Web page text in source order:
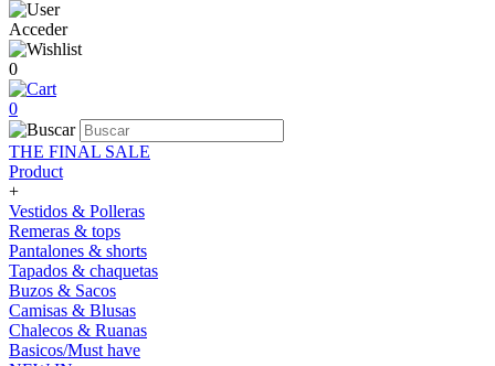
Acceder
0
0
THE FINAL SALE
Product
+
Vestidos & Polleras
Remeras & tops
Pantalones & shorts
Tapados & chaquetas
Buzos & Sacos
Camisas & Blusas
Chalecos & Ruanas
Basicos/Must have